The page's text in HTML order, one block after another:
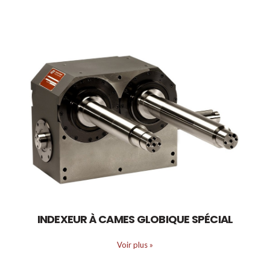
INDEXEUR À CAMES GLOBIQUE SPÉCIAL
Voir plus »